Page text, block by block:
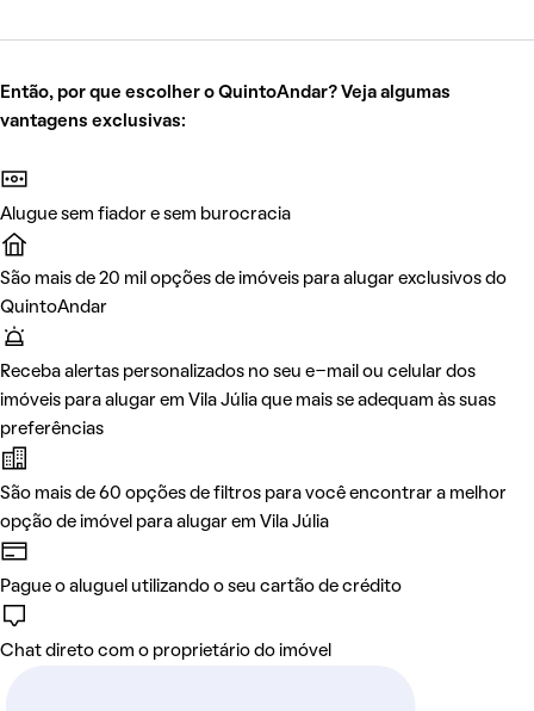
Então, por que escolher o QuintoAndar? Veja algumas
vantagens exclusivas:
Alugue sem fiador e sem burocracia
São mais de 20 mil opções de imóveis para alugar exclusivos do
QuintoAndar
Receba alertas personalizados no seu e-mail ou celular dos
imóveis para alugar em Vila Júlia que mais se adequam às suas
preferências
São mais de 60 opções de filtros para você encontrar a melhor
opção de imóvel para alugar em Vila Júlia
Pague o aluguel utilizando o seu cartão de crédito
Chat direto com o proprietário do imóvel